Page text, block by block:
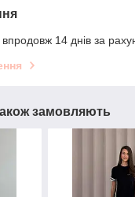
14 днів за
замовляють